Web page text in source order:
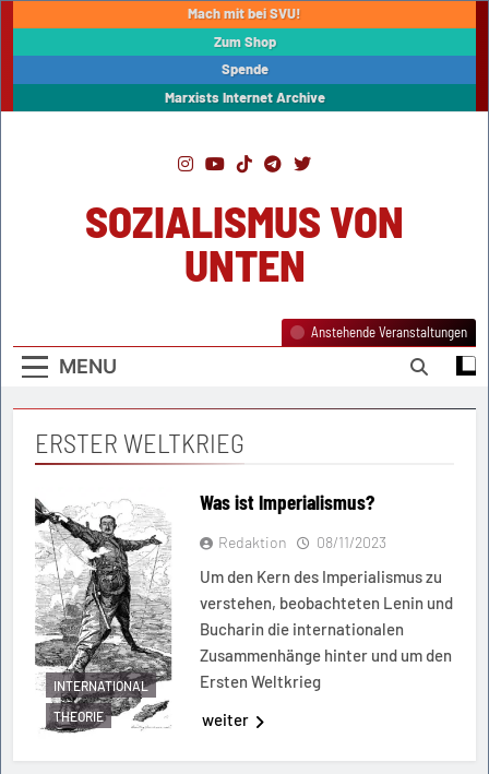
Mach mit bei SVU!
Zum Shop
Spende
Marxists Internet Archive
SOZIALISMUS VON
UNTEN
MENU
Anstehende Veranstaltungen
ERSTER WELTKRIEG
INTERNATIONAL
THEORIE
Was ist Imperialismus?
Redaktion 08/11/2023
Um den Kern des Imperialismus zu
verstehen, beobachteten Lenin und
Bucharin die internationalen
Zusammenhänge hinter und um den
Ersten Weltkrieg
weiter